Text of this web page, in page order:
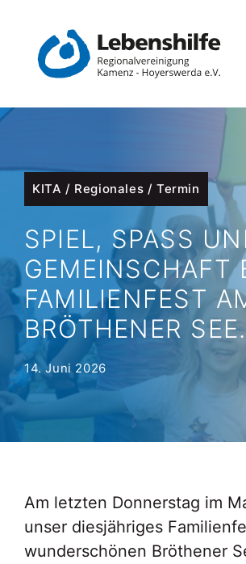
springen
KITA / Regionales /Termin
SPIEL, SPASS UND
EMEINSCHAFT
AMILIENFEST AM
RÖTHENER SEE.
14. Juni 2026
Am letzten Donnerstag im
unser diesjähriges
wunderschönen Bröthener